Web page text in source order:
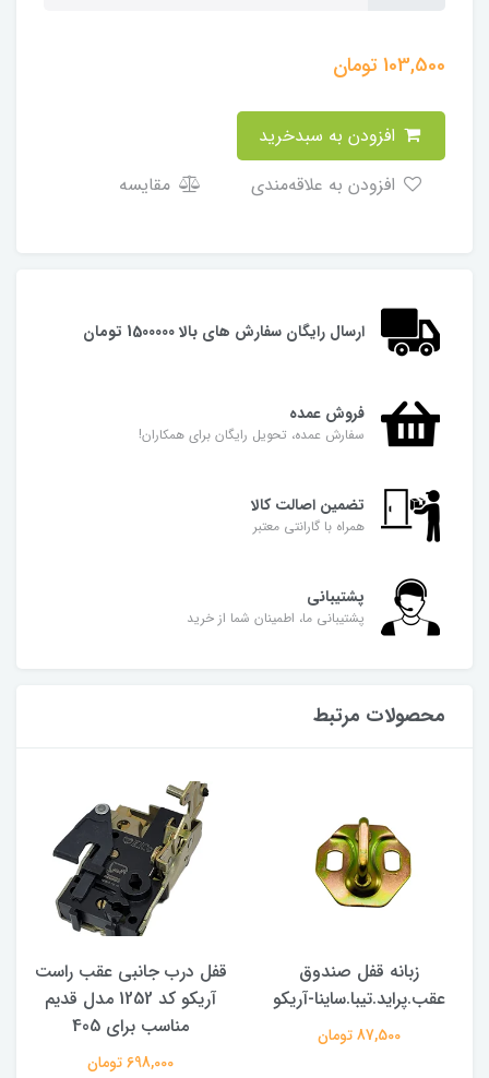
103,500تومان
مقایسه
ارسال رایگان سفارش های بالا 1500000 تومان
فروش عمده
سفارش عمده، تحویل رایگان برای همکاران!
تضمین اصالت کالا
همراه با گارانتی معتبر
پشتیبانی
پشتیبانی ما، اطمینان شما از خرید
محصولات مرتبط
زبانه قفل صندوق
عقب.پراید.تیبا.ساینا-آریکو
87,500 تومان
قفل درب جانبی عقب راست
آریکو کد 1252 مدل قدیم
مناسب برای 405
698,000 تومان